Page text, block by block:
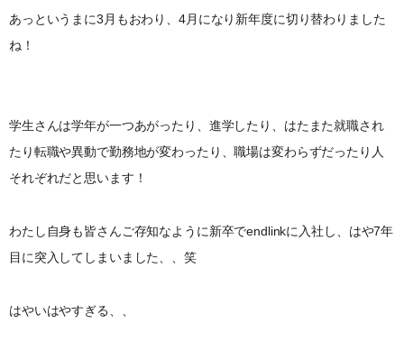
あっというまに3月もおわり、4月になり新年度に切り替わりました
ね！
学生さんは学年が一つあがったり、進学したり、はたまた就職され
たり転職や異動で勤務地が変わったり、職場は変わらずだったり人
それぞれだと思います！
わたし自身も皆さんご存知なように新卒でendlinkに入社し、はや7年
目に突入してしまいました、、笑
はやいはやすぎる、、